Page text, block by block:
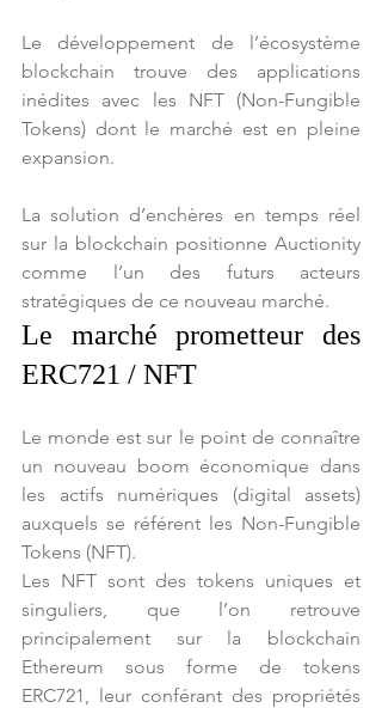
Le développement de l’écosystème
blockchain trouve des applications
inédites avec les NFT (Non-Fungible
Tokens) dont le marché est en pleine
expansion.
La solution d’enchères en temps réel
sur la blockchain positionne Auctionity
comme l’un des futurs acteurs
stratégiques de ce nouveau marché.
Le marché prometteur des
ERC721 / NFT
Le monde est sur le point de connaître
un nouveau boom économique dans
les actifs numériques (digital assets)
auxquels se référent les Non-Fungible
Tokens (NFT).
Les NFT sont des tokens uniques et
singuliers, que l’on retrouve
principalement sur la blockchain
Ethereum sous forme de tokens
ERC721, leur conférant des propriétés